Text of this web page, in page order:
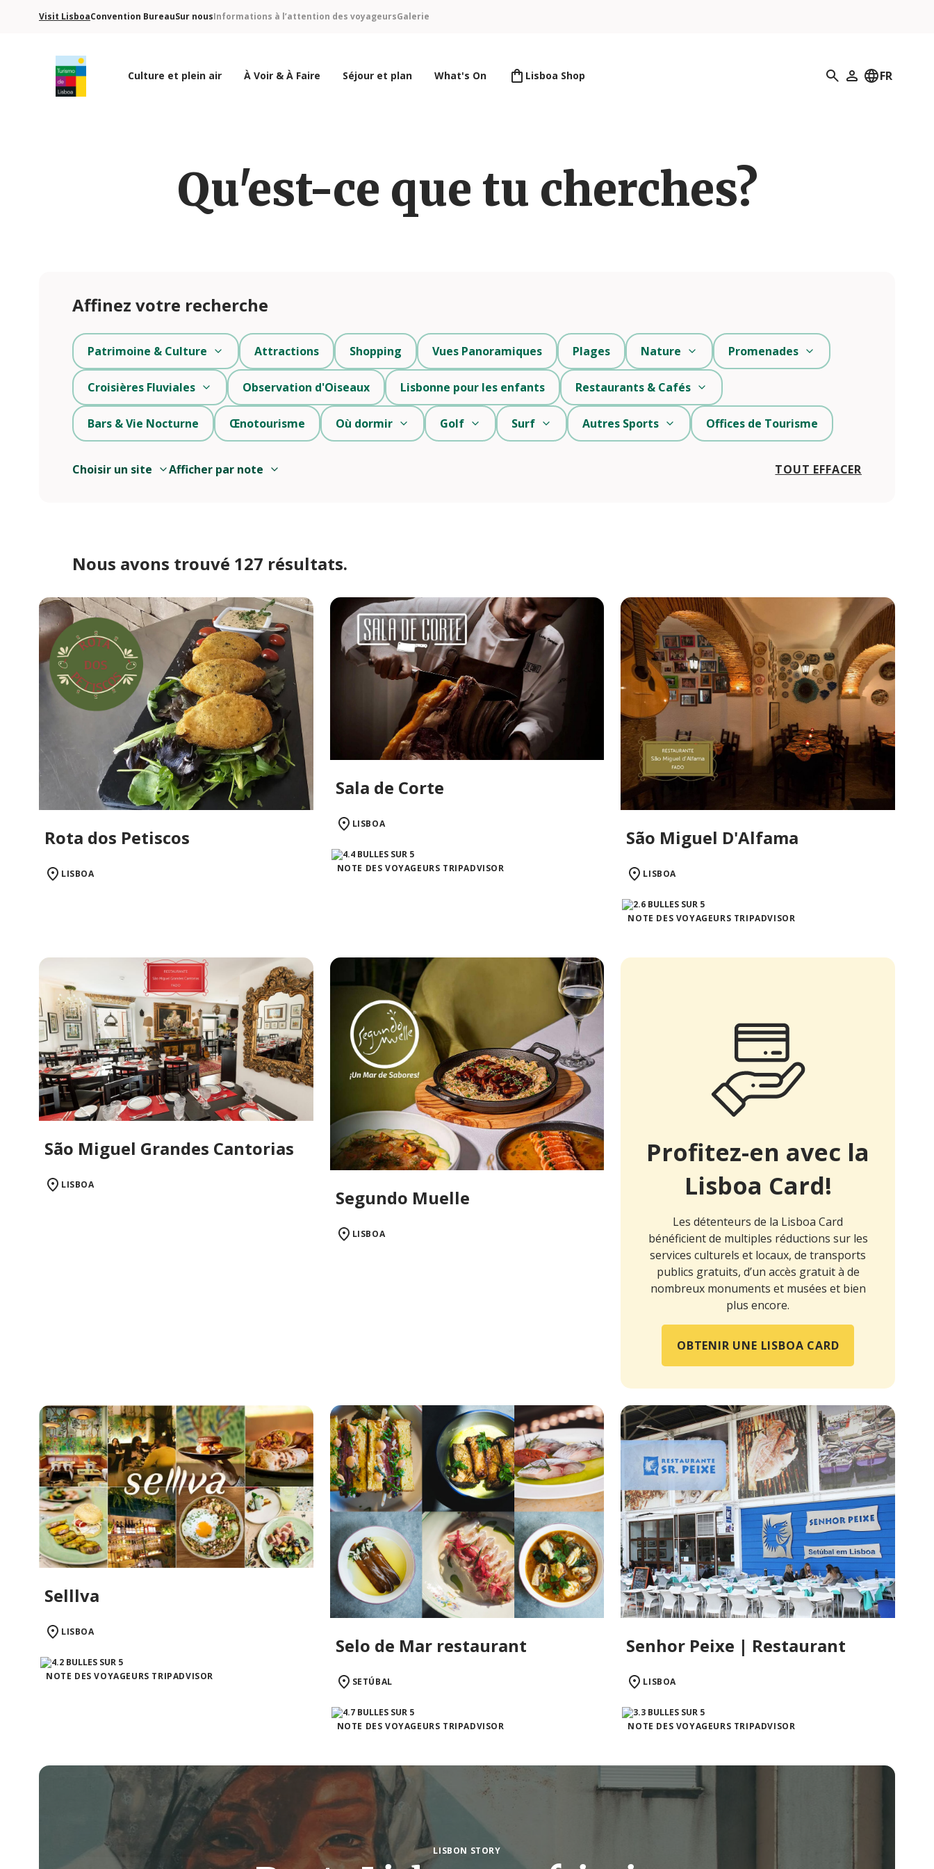
Visit LisboaConvention BureauSur nousInformations à l’attention des voyageursGalerie
Culture et plein air À Voir & À Faire Séjour et plan What's On Lisboa Shop Recherche
Mon profil
FR
Qu'est-ce que tu cherches?
Affinez votre recherche
Choisir un site Afficher par note TOUT EFFACER
Patrimoine & Culture Attractions Shopping Vues Panoramiques Plages Nature Promenades
Croisières Fluviales Observation d'Oiseaux Lisbonne pour les enfants Restaurants & Cafés
Bars & Vie Nocturne Œnotourisme Où dormir Golf Surf Autres Sports Offices de Tourisme
Nous avons trouvé 127 résultats.
Rota dos Petiscos
LISBOA
Sala de Corte
LISBOA
NOTE DES VOYAGEURS TRIPADVISOR
São Miguel D'Alfama
LISBOA
NOTE DES VOYAGEURS TRIPADVISOR
São Miguel Grandes Cantorias
LISBOA
Segundo Muelle
LISBOA
Profitez-en avec la
Lisboa Card!
Les détenteurs de la Lisboa Card
bénéficient de multiples réductions sur les
services culturels et locaux, de transports
publics gratuits, d’un accès gratuit à de
nombreux monuments et musées et bien
plus encore.
OBTENIR UNE LISBOA CARD
Selllva
LISBOA
NOTE DES VOYAGEURS TRIPADVISOR
Selo de Mar restaurant
SETÚBAL
NOTE DES VOYAGEURS TRIPADVISOR
Senhor Peixe | Restaurant
LISBOA
NOTE DES VOYAGEURS TRIPADVISOR
LISBON STORY